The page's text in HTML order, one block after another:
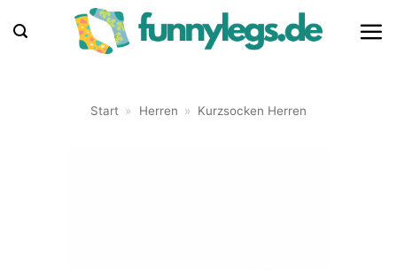
Inhalt
Start » Herren » Kurzsocken Herren